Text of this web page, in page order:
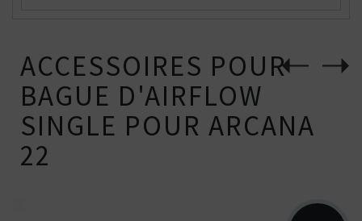
ACCESSOIRES POUR
BAGUE D'AIRFLOW
SINGLE POUR ARCANA
22